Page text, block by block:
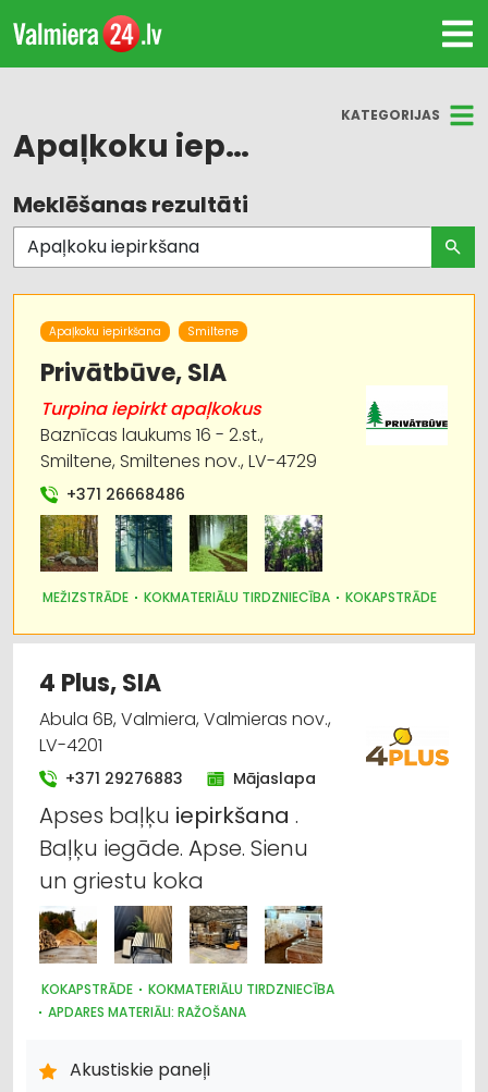
KATEGORIJAS
Apaļkoku iepirkšana
Visas nozares
Mežizstrāde
Mežsaimniecība
Kokmateriālu tirdzniecība
Kurināmais
Apdares materiāli: tirdzniecība
Apdares materiāli: vairumtirdzniecība
Būvmateriālu, būvkonstrukciju tirdzniecība
Kravu pārvadājumi: auto
Meklēšanas rezultāti
Apaļkoku iepirkšana Smiltene
Privātbūve, SIA
Turpina iepirkt apaļkokus
Baznīcas laukums 16 - 2.st.,
Smiltene, Smiltenes nov., LV-4729
+371 26668486
MEŽIZSTRĀDE KOKMATERIĀLU TIRDZNIECĪBA KOKAPSTRĀDE
4 Plus, SIA
Abula 6B, Valmiera, Valmieras nov.,
LV-4201
+371 29276883 Mājaslapa
Apses baļķu iepirkšana .
Baļķu iegāde. Apse. Sienu
un griestu koka
KOKAPSTRĀDE
KOKMATERIĀLU TIRDZNIECĪBA
APDARES MATERIĀLI: RAŽOŠANA
DIZAINS UN INTERJERS; PRIEKŠMETI UN PAKALPOJUMI
Akustiskie paneļi